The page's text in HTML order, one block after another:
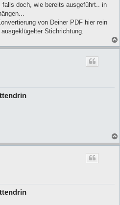
doch, wie bereits ausgeführt.. in
von Deiner PDF hier rein
Stichrichtung.